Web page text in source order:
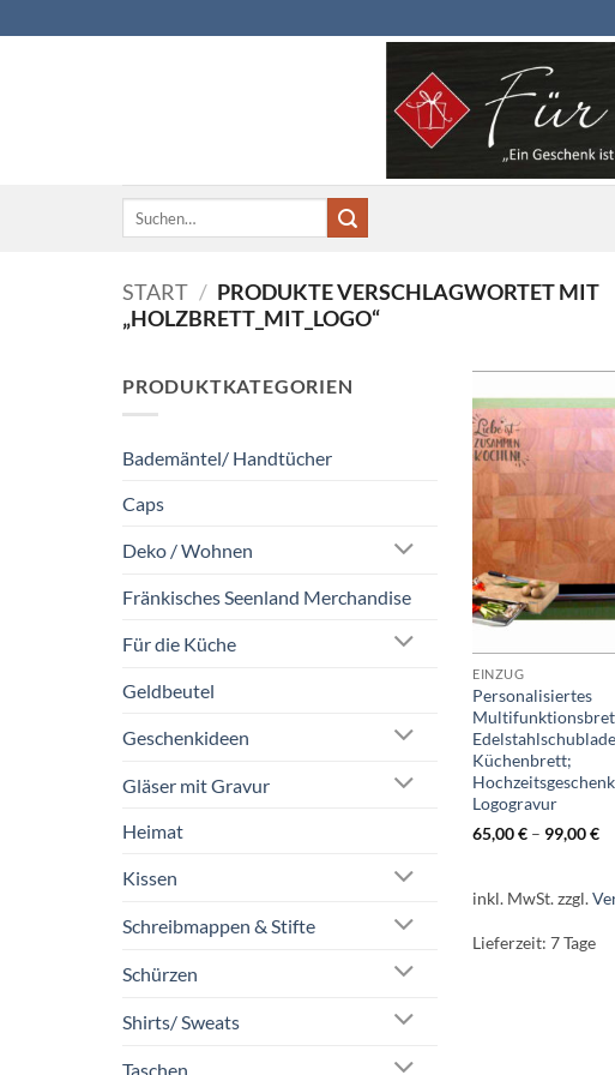
Inhalt
Suchen
START / PRODUKTE VERSCHLAGWORTET MIT
„HOLZBRETT_MIT_LOGO“
PRODUKTKATEGORIEN
Bademäntel/ Handtücher
Caps
Deko / Wohnen
Fränkisches Seenland Merchandise
Für die Küche
Geldbeutel
Geschenkideen
Gläser mit Gravur
Heimat
Kissen
Schreibmappen & Stifte
Schürzen
Shirts/ Sweats
Taschen
EINZUG
Personalisiertes
Küchenbrett;
Logogravur
65,00€ – 99,00€
inkl. MwSt.zzgl.
Lieferzeit:7 Tage